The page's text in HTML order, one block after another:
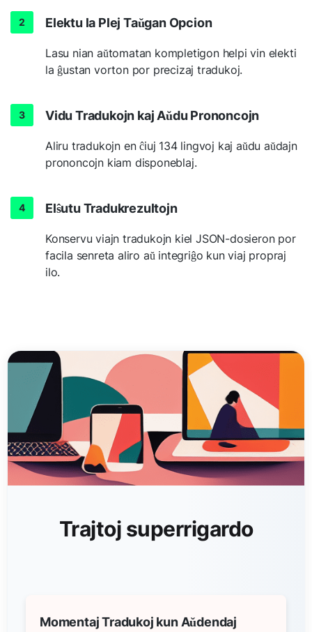
Elektu la Plej Taŭgan Opcion
Lasu nian aŭtomatan kompletigon helpi vin elekti
la ĝustan vorton por precizaj tradukoj.
Vidu Tradukojn kaj Aŭdu Prononcojn
Aliru tradukojn en ĉiuj 134 lingvoj kaj aŭdu aŭdajn
prononcojn kiam disponeblaj.
Elŝutu Tradukrezultojn
Konservu viajn tradukojn kiel JSON-dosieron por
facila senreta aliro aŭ integriĝo kun viaj propraj
ilo.
Trajtoj superrigardo
Momentaj Tradukoj kun Aŭdendaj